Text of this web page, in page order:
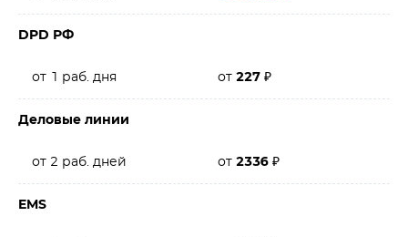
DPD РФ
от 1 раб. дня от 227 ₽
Деловые линии
от 2 раб. дней от 2336 ₽
EMS